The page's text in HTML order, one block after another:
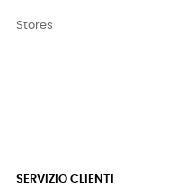
Stores
SERVIZIO CLIENTI